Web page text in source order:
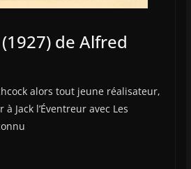
de Alfred
alors tout jeune réalisateur,
Jack l’Éventreur avec Les